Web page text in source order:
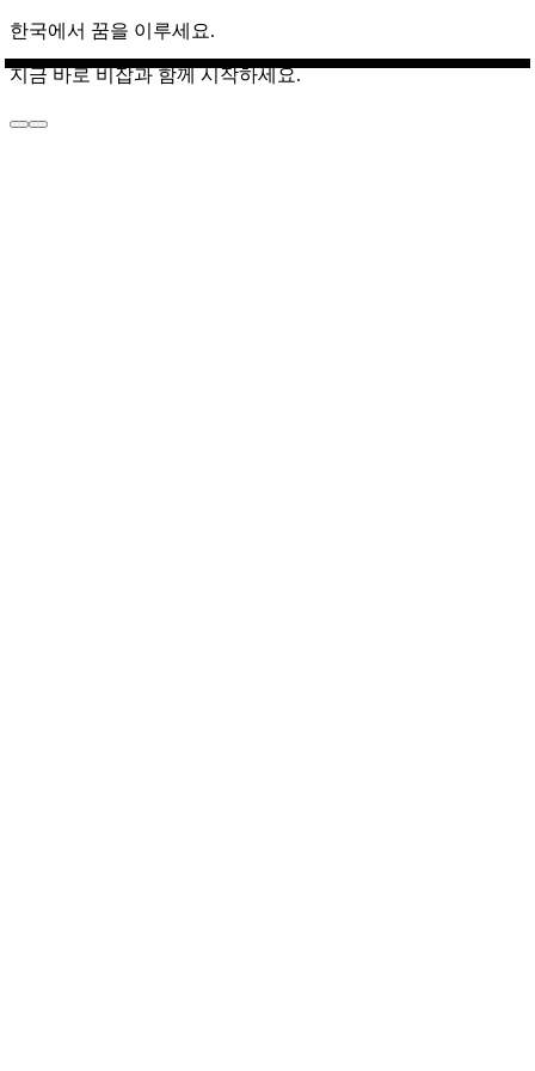
한국에서 꿈을 이루세요.
지금 바로 비잡과 함께 시작하세요.